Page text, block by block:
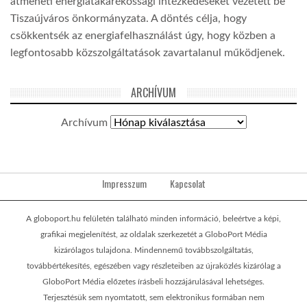
Tiszaújváros önkormányzata. A döntés célja, hogy
csökkentsék az energiafelhasználást úgy, hogy közben a
legfontosabb közszolgáltatások zavartalanul működjenek.
ARCHÍVUM
Archívum
Impresszum Kapcsolat
A globoport.hu felületén található minden információ, beleértve a képi,
grafikai megjelenítést, az oldalak szerkezetét a GloboPort Média
kizárólagos tulajdona. Mindennemű továbbszolgáltatás,
továbbértékesítés, egészében vagy részleteiben az újraközlés kizárólag a
GloboPort Média előzetes írásbeli hozzájárulásával lehetséges.
Terjesztésük sem nyomtatott, sem elektronikus formában nem